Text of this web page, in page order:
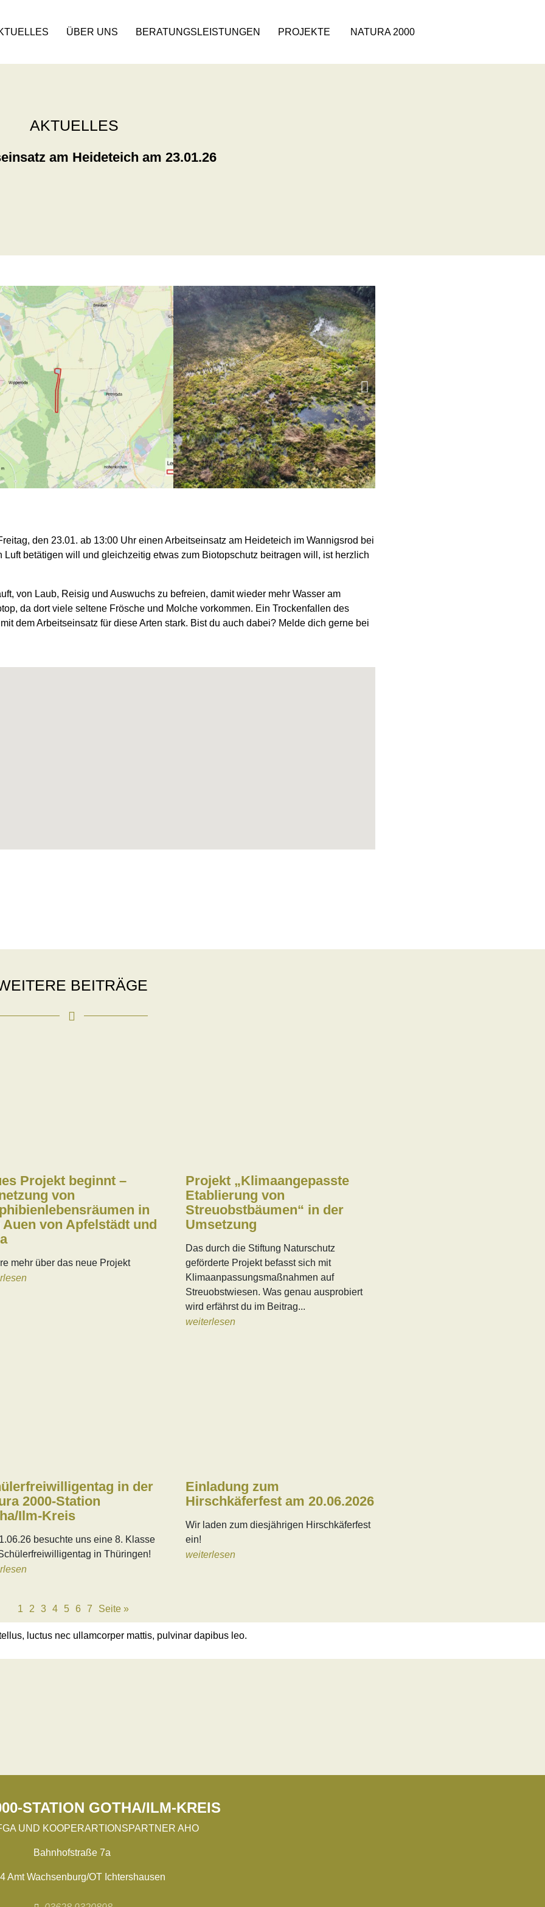
ÜBER UNS BERATUNGSLEISTUNGEN PROJEKTE NATURA 2000
AKTUELLES
am Heideteich am 23.01.26
den 23.01. ab 13:00 Uhr einen Arbeitseinsatz am Heideteich im Wannigsrod bei
betätigen will und gleichzeitig etwas zum Biotopschutz beitragen will, ist herzlich
von Laub, Reisig und Auswuchs zu befreien, damit wieder mehr Wasser am
da dort viele seltene Frösche und Molche vorkommen. Ein Trockenfallen des
dem Arbeitseinsatz für diese Arten stark. Bist du auch dabei? Melde dich gerne bei
BEITRÄGE
Projekt beginnt –
von
in
Auen von Apfelstädt und
mehr über das neue Projekt
Projekt „Klimaangepasste
Etablierung von
Streuobstbäumen“ in der
Umsetzung
Das durch die Stiftung Naturschutz
geförderte Projekt befasst sich mit
Klimaanpassungsmaßnahmen auf
Streuobstwiesen. Was genau ausprobiert
wird erfährst du im Beitrag...
weiterlesen
in der
2000-Station
Ilm-Kreis
besuchte uns eine 8. Klasse
in Thüringen!
Einladung zum
Hirschkäferfest am 20.06.2026
Wir laden zum diesjährigen Hirschkäferfest
ein!
weiterlesen
1 2 3 4 5 6 7 Seite »
luctus nec ullamcorper mattis, pulvinar dapibus leo.
STATION GOTHA/ILM-KREIS
UND KOOPERARTIONSPARTNER AHO
Bahnhofstraße 7a
Amt Wachsenburg/OT Ichtershausen